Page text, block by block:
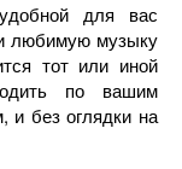
для вас
любимую музыку
тот или иной
по вашим
и без оглядки на